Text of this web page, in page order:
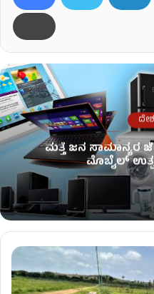
ಮತ್ತೆ ಜನ ಸಾಮಾನ್ಯರ
ಮೊಬೈಲ್